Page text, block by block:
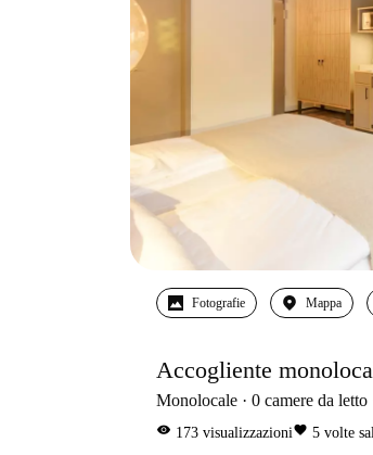
Fotografie Mappa
Accogliente
Monolocale 0 camere da letto
visibility 173 visualizzazionifavorite 5 volte